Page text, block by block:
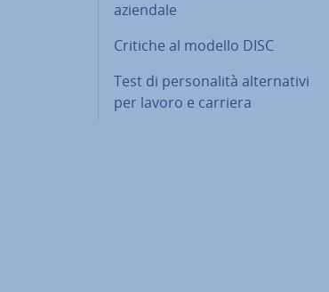
aziendale
Critiche al modello DISC
Test di per­so­na­li­tà al­ter­na­ti­vi
per lavoro e carriera